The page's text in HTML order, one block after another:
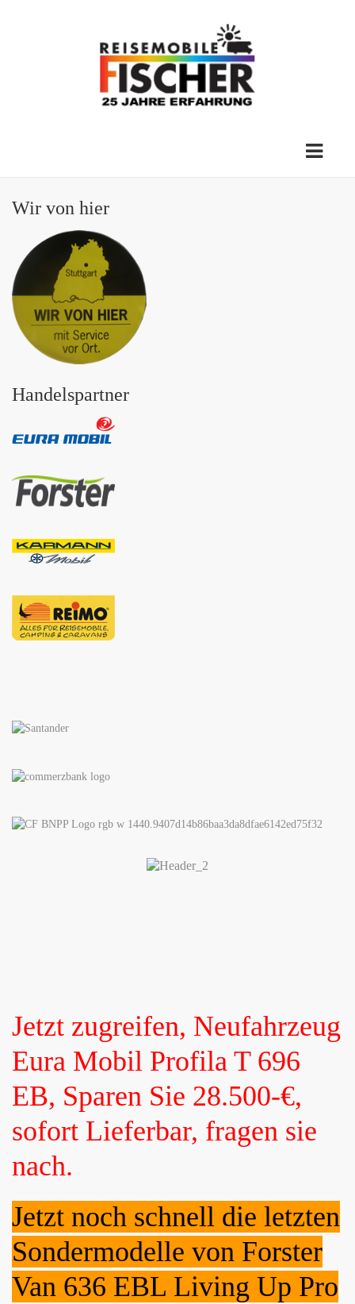
Wir von hier
Handelspartner
Jetzt zugreifen, Neufahrzeug
Eura Mobil Profila T 696
EB, Sparen Sie 28.500-€,
sofort Lieferbar, fragen sie
nach.
Jetzt noch schnell die letzten
Sondermodelle von Forster
Van 636 EBL Living Up Pro